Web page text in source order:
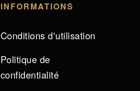
INFORMATIONS
Conditions d'utilisation
Politique de
confidentialité